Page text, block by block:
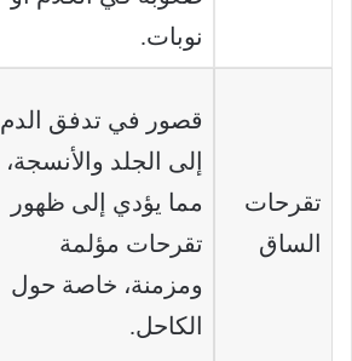
نوبات.
تقرحات
الساق
قصور في تدفق الدم
إلى الجلد والأنسجة،
مما يؤدي إلى ظهور
تقرحات مؤلمة
ومزمنة، خاصة حول
الكاحل.